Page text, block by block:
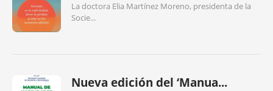
La doctora Elia Martínez Moreno, presidenta de la
Socie...
Nueva edición del ‘Manua...